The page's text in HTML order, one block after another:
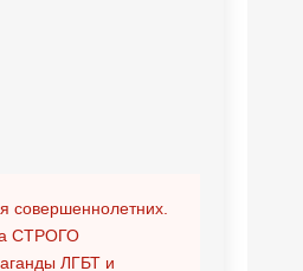
совершеннолетних.
СТРОГО
ЛГБТ и